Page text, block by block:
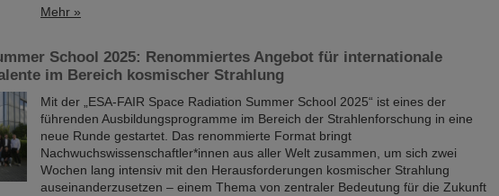
Mehr »
School 2025: Renommiertes Angebot für internationale
im Bereich kosmischer Strahlung
Mit der „ESA-FAIR Space Radiation Summer School 2025“ ist eines der
führenden Ausbildungsprogramme im Bereich der Strahlenforschung in eine
neue Runde gestartet. Das renommierte Format bringt
Nachwuchswissenschaftler*innen aus aller Welt zusammen, um sich zwei
Wochen lang intensiv mit den Herausforderungen kosmischer Strahlung
auseinanderzusetzen – einem Thema von zentraler Bedeutung für die Zukunft